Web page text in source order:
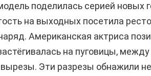
поделилась серией новых
на выходных посетила
Американская актриса
на пуговицы,
вырезы. Эти разрезы обнажили